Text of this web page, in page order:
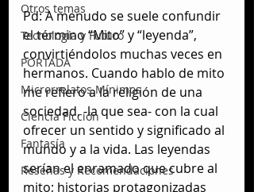
Otros temas
Tecnología y Futuro
PORTADA
Microrrelatos Mínimos
Ciencia Ficción
Fantasía
Reseñas y Recomendaciones
Pd: A menudo se suele confundir
el término “Mito” y “leyenda”,
convirtiéndolos muchas veces en
hermanos. Cuando hablo de mito
me refiero a la religión de una
sociedad, -la que sea- con la cual
ofrecer un sentido y significado al
mundo y a la vida. Las leyendas
serían el enramado que cubre al
mito; historias protagonizadas